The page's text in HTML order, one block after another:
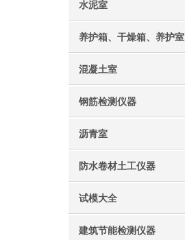
水泥室
养护箱、干燥箱、养护室
混凝土室
钢筋检测仪器
沥青室
防水卷材土工仪器
试模大全
建筑节能检测仪器